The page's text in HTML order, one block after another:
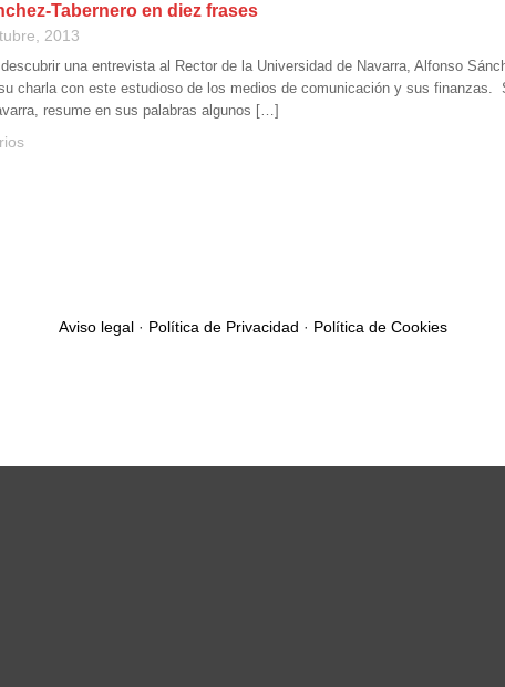
Tabernero en diez frases
2013
una entrevista al Rector de la Universidad de Navarra, Alfonso
charla con este estudioso de los medios de comunicación y sus finanzas.
resume en sus palabras algunos […]
Aviso legal· Política de Privacidad · Política de Cookies